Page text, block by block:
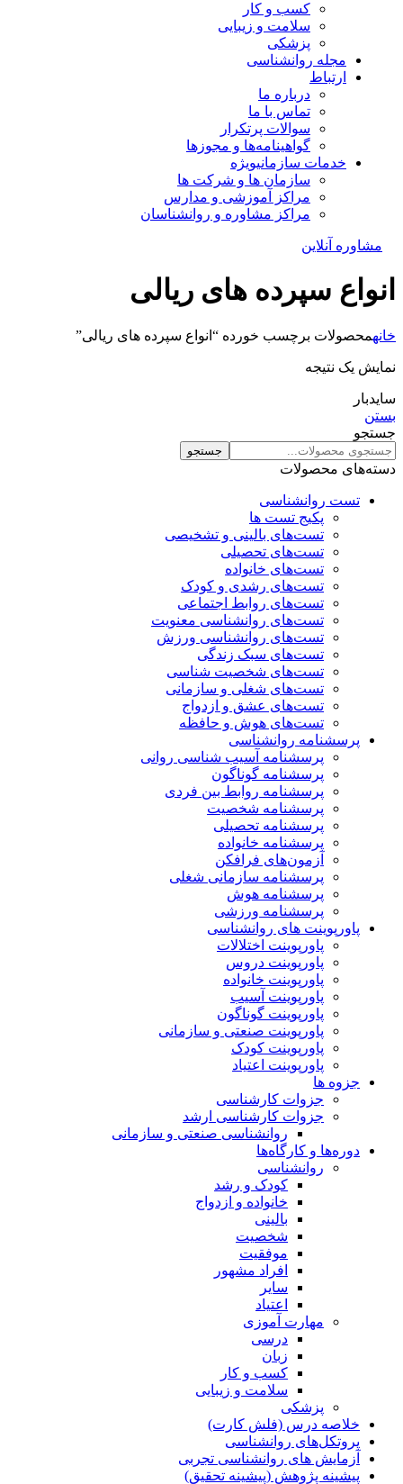
کسب و کار
سلامت و زیبایی
پزشکی
مجله روانشناسی
ارتباط
درباره ما
تماس با ما
سوالات پرتکرار
گواهینامه‌ها و مجوزها
خدمات سازمانیویژه
سازمان ها و شرکت ها
مراکز آموزشی و مدارس
مراکز مشاوره و روانشناسان
مشاوره آنلاین
انواع سپرده های ریالی
خانهمحصولات برچسب خورده “انواع سپرده های ریالی”
نمایش یک نتیجه
سایدبار
بستن
جستجو
جستجو
دسته‌های محصولات
تست روانشناسی
پکیج تست ها
تست‌های بالینی و تشخیصی
تست‌های تحصیلی
تست‌های خانواده
تست‌های رشدی و کودک
تست‌های روابط اجتماعی
تست‌های روانشناسی معنویت
تست‌های روانشناسی ورزش
تست‌های سبک زندگی
تست‌های شخصیت شناسی
تست‌های شغلی و سازمانی
تست‌های عشق و ازدواج
تست‌های هوش و حافظه
پرسشنامه روانشناسی
پرسشنامه آسیب شناسی روانی
پرسشنامه گوناگون
پرسشنامه روابط بین فردی
پرسشنامه شخصیت
پرسشنامه تحصیلی
پرسشنامه خانواده
آزمون‌های فرافکن
پرسشنامه سازمانی شغلی
پرسشنامه هوش
پرسشنامه ورزشی
پاورپوینت های روانشناسی
پاورپوینت اختلالات
پاورپوینت دروس
پاورپوینت خانواده
پاورپوینت آسیب
پاورپوینت گوناگون
پاورپوینت صنعتی و سازمانی
پاورپوینت کودک
پاورپوینت اعتیاد
جزوه ها
جزوات کارشناسی
جزوات کارشناسی ارشد
روانشناسی صنعتی و سازمانی
دوره‌ها و کارگاه‌ها
روانشناسی
کودک و رشد
خانواده و ازدواج
بالینی
شخصیت
موفقیت
افراد مشهور
سایر
اعتیاد
مهارت آموزی
درسی
زبان
کسب و کار
سلامت و زیبایی
پزشکی
خلاصه درس (فلش کارت)
پروتکل‌های روانشناسی
آزمایش های روانشناسی تجربی
پیشینه پژوهش (پیشینه تحقیق)